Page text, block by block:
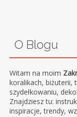
O Blogu
Witam na moim
koralikach, biżuterii,
szydełkowaniu,
Znajdziesz tu:
inspiracje, trendy,